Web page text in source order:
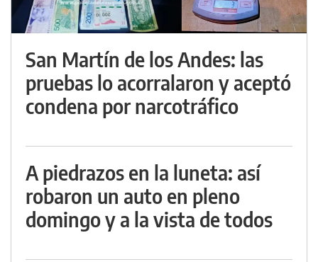
San Martín de los Andes: las
pruebas lo acorralaron y aceptó
condena por narcotráfico
A piedrazos en la luneta: así
robaron un auto en pleno
domingo y a la vista de todos